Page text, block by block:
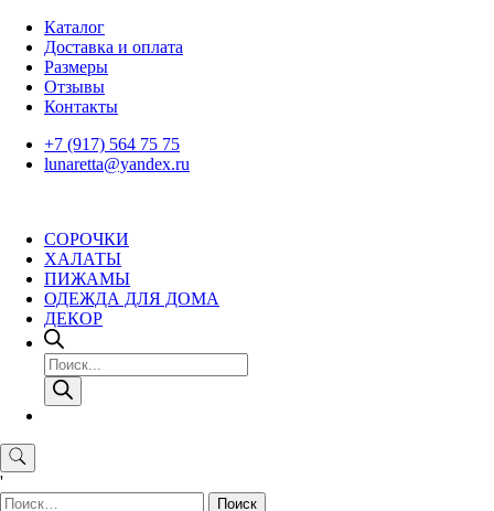
Skip
content
Каталог
Доставка и оплата
Размеры
Отзывы
Контакты
+7 (917) 564 75 75
lunaretta@yandex.ru
СОРОЧКИ
ХАЛАТЫ
ПИЖАМЫ
ОДЕЖДА ДЛЯ ДОМА
ДЕКОР
Поиск
товаров
'
Найти: